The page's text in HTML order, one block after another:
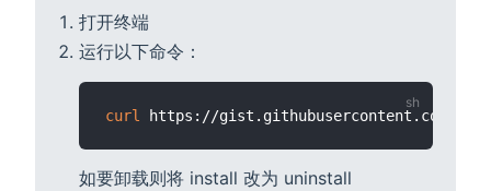
打开终端
运行以下命令：
curl https://gist.githubusercontent.com/
如要卸载则将 install 改为 uninstall